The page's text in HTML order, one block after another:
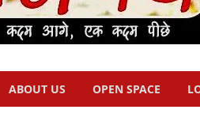
ABOUT US OPEN SPACE